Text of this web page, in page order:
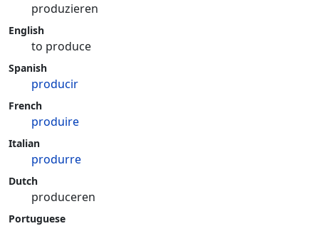
produzieren
English
to produce
Spanish
producir
French
produire
Italian
produrre
Dutch
produceren
Portuguese